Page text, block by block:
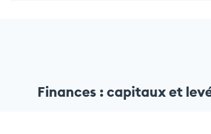
Finances : capitaux et